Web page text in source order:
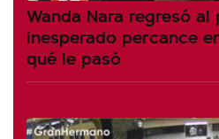
Wanda Nara regresó
inesperado percance
qué le pasó